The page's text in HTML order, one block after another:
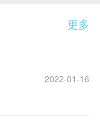
更多
2022-01-16